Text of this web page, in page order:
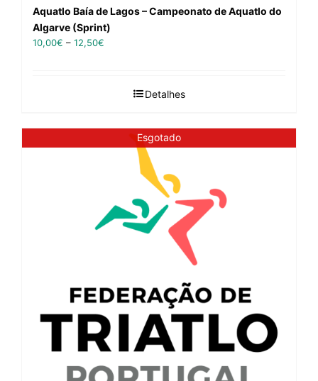
Aquatlo Baía de Lagos – Campeonato de Aquatlo do
Algarve (Sprint)
10,00€ – 12,50€
Detalhes
Esgotado